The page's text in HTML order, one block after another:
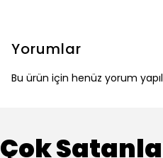
Yorumlar
Bu ürün için henüz yorum
Çok